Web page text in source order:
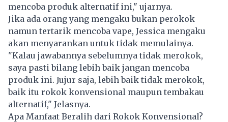
mencoba produk alternatif ini," ujarnya.
Jika ada orang yang mengaku bukan perokok
namun tertarik mencoba vape, Jessica mengaku
akan menyarankan untuk tidak memulainya.
"Kalau jawabannya sebelumnya tidak merokok,
saya pasti bilang lebih baik jangan mencoba
produk ini. Jujur saja, lebih baik tidak merokok,
baik itu rokok konvensional maupun tembakau
alternatif," Jelasnya.
Apa Manfaat Beralih dari Rokok Konvensional?